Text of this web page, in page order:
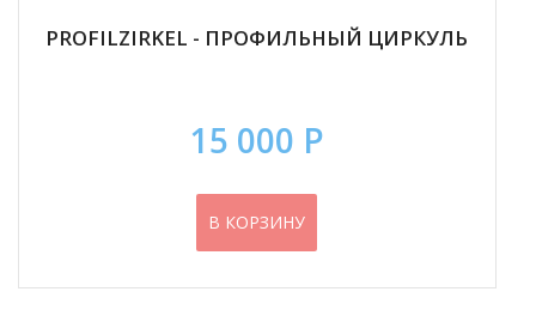
PROFILZIRKEL - ПРОФИЛЬНЫЙ ЦИРКУЛЬ
15 000 Р
В КОРЗИНУ